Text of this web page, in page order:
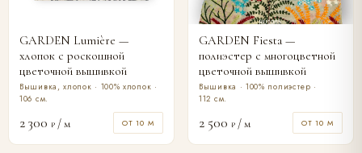
GARDEN Lumière —
хлопок с роскошной
цветочной вышивкой
Вышивка, хлопок · 100% хлопок ·
106 см.
2 300 ₽ / м ОТ 10 М
GARDEN Fiesta —
полиэстер с многоцветной
цветочной вышивкой
Вышивка · 100% полиэстер ·
112 см.
2 500 ₽ / м ОТ 10 М